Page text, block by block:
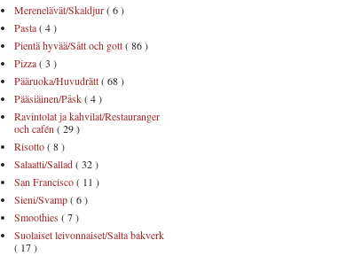
Merenelävät/Skaldjur( 6 )
Pasta( 4 )
Pientä hyvää/Sått och gott( 86 )
Pizza( 3 )
Pääruoka/Huvudrätt( 68 )
Pääsiäinen/Påsk( 4 )
Ravintolat ja kahvilat/Restauranger
och cafén ( 29 )
Risotto( 8 )
Salaatti/Sallad( 32 )
San Francisco( 11 )
Sieni/Svamp( 6 )
Smoothies ( 7 )
Suolaiset leivonnaiset/Salta bakverk
( 17 )